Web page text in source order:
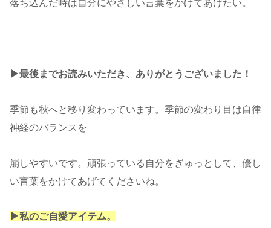
落ち込んだ時は自分にやさしい言葉をかけてあげたい。
▶︎最後までお読みいただき、ありがとうございました！
季節も秋へと移り変わっています。季節の変わり目は自律
神経のバランスを
崩しやすいです。頑張っている自分をぎゅっとして、優し
い言葉をかけてあげてくださいね。
▶︎私のご自愛アイテム。